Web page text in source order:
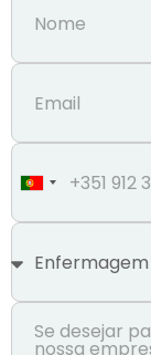
Portugal
+351